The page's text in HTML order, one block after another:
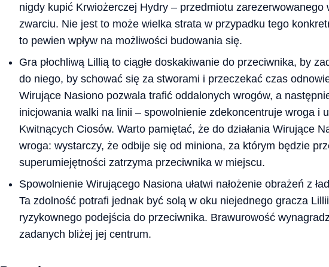
nigdy kupić Krwiożerczej Hydry – przedmiotu zarezerwowanego
zwarciu. Nie jest to może wielka strata w przypadku tego
to pewien wpływ na możliwości budowania się.
Gra płochliwą Lillią to ciągłe doskakiwanie do przeciwnika, by
do niego, by schować się za stworami i przeczekać czas
Wirujące Nasiono pozwala trafić oddalonych wrogów, a
inicjowania walki na linii – spowolnienie zdekoncentruje wroga i
Kwitnących Ciosów. Warto pamiętać, że do działania Wirujące
wroga: wystarczy, że odbije się od miniona, za którym będzie
superumiejętności zatrzyma przeciwnika w miejscu.
Spowolnienie Wirującego Nasiona ułatwi nałożenie obrażeń z
Ta zdolność potrafi jednak być solą w oku niejednego gracza
ryzykownego podejścia do przeciwnika. Brawurowość
zadanych bliżej jej centrum.